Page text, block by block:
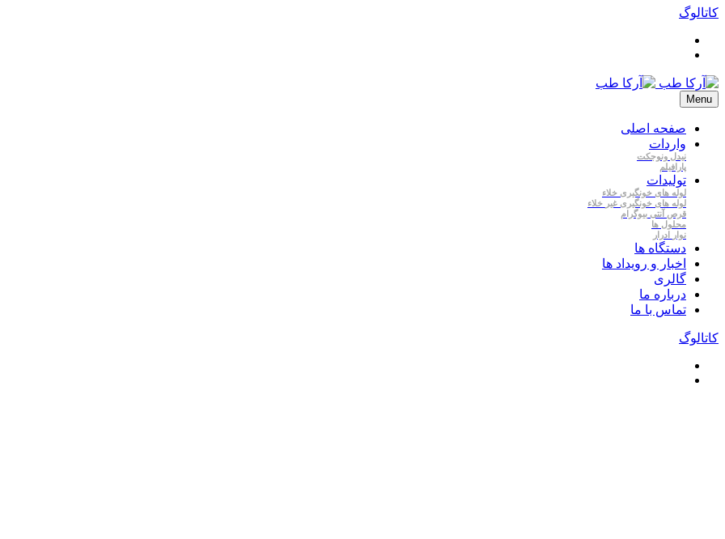
کاتالوگ
Menu
صفحه اصلی
واردات
نیدل ونوجکت
پارافیلم
تولیدات
لوله های خونگیری خلاء
لوله های خونگیری غیر خلاء
قرص آنتی بیوگرام
محلول ها
نوار
ادرار
دستگاه ها
اخبار و رویداد ها
گالری
درباره ما
تماس با ما
کاتالوگ